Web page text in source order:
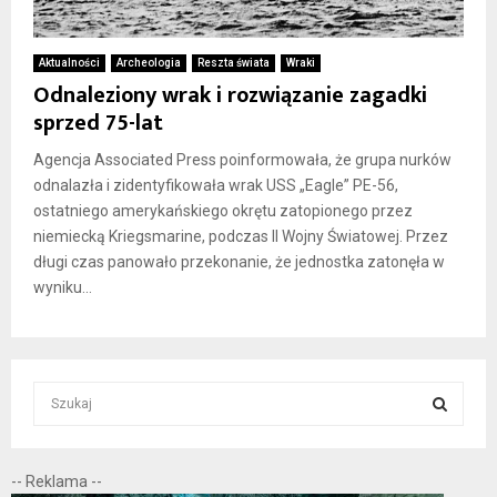
Aktualności Archeologia Reszta świata Wraki
Odnaleziony wrak i rozwiązanie zagadki
sprzed 75-lat
Agencja Associated Press poinformowała, że grupa nurków
odnalazła i zidentyfikowała wrak USS „Eagle” PE-56,
ostatniego amerykańskiego okrętu zatopionego przez
niemiecką Kriegsmarine, podczas II Wojny Światowej. Przez
długi czas panowało przekonanie, że jednostka zatonęła w
wyniku...
c
E
-- Reklama --